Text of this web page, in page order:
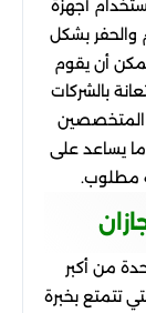
أجهزة
والحفر بشكل
أن يقوم
بالشركات
المتخصصين
ما يساعد على
مطلوب.
من أكبر
تتمتع بخبرة